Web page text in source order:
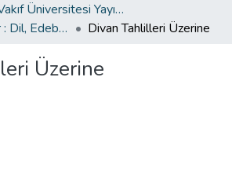
FSM Vakıf Üniversitesi Yayınları / Publications of FSM Vakif University
İlmî Araştırmalar : Dil, Edebiyat, Tarih İncelemeleri
Divan Tahlilleri Üzerine
Üzerine